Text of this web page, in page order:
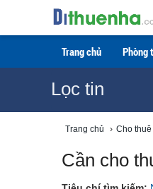
Trang chủ Phòng
Lọc tin
Trang chủ › Cho
Cần cho